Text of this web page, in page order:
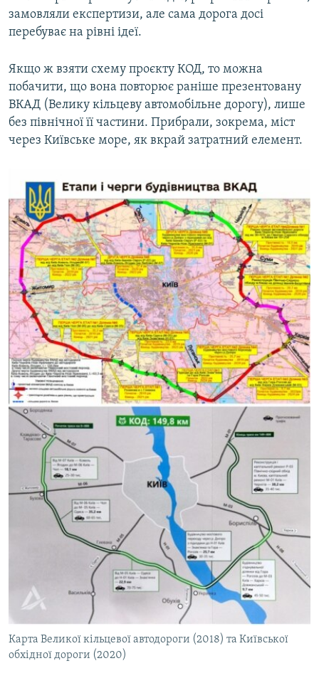
замовляли експертизи, але сама дорога досі
перебуває на рівні ідеї.
Якщо ж взяти схему проєкту КОД, то можна
побачити, що вона повторює раніше презентовану
ВКАД (Велику кільцеву автомобільне дорогу), лише
без північної її частини. Прибрали, зокрема, міст
через Київське море, як вкрай затратний елемент.
Карта Великої кільцевої автодороги (2018) та Київської
обхідної дороги (2020)